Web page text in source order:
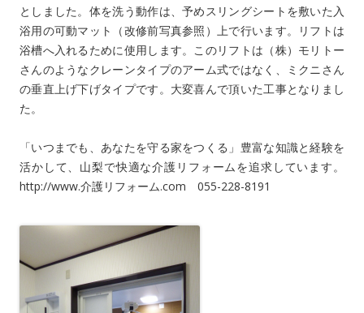
としました。体を洗う動作は、予めスリングシートを敷いた入
浴用の可動マット（改修前写真参照）上で行います。リフトは
浴槽へ入れるために使用します。このリフトは（株）モリトー
さんのようなクレーンタイプのアーム式ではなく、ミクニさん
の垂直上げ下げタイプです。大変喜んで頂いた工事となりまし
た。
「いつまでも、あなたを守る家をつくる」豊富な知識と経験を
活かして、山梨で快適な介護リフォームを追求しています。
http://www.介護リフォーム.com 055-228-8191